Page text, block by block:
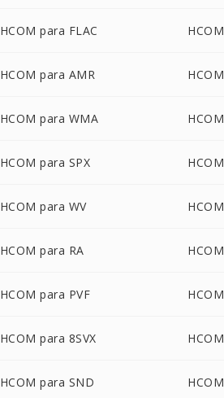
HCOM para FLAC
HCOM para AMR
HCOM para WMA
HCOM para SPX
HCOM para WV
HCOM para RA
HCOM para PVF
HCOM para 8SVX
HCOM para SND